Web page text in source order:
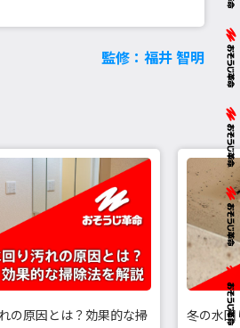
監修：福井 智明
の原因とは？効果的な掃
冬の水